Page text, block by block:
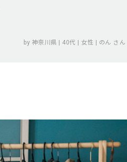
by 神奈川県 | 40代 | 女性 | のん さん